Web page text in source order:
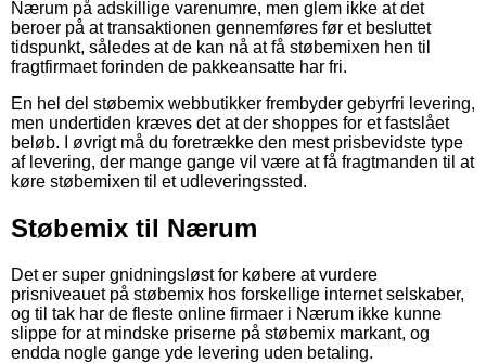
Nærum på adskillige varenumre, men glem ikke at det
beroer på at transaktionen gennemføres før et besluttet
tidspunkt, således at de kan nå at få støbemixen hen til
fragtfirmaet forinden de pakkeansatte har fri.
En hel del støbemix webbutikker frembyder gebyrfri levering,
men undertiden kræves det at der shoppes for et fastslået
beløb. I øvrigt må du foretrække den mest prisbevidste type
af levering, der mange gange vil være at få fragtmanden til at
køre støbemixen til et udleveringssted.
Støbemix til Nærum
Det er super gnidningsløst for købere at vurdere
prisniveauet på støbemix hos forskellige internet selskaber,
og til tak har de fleste online firmaer i Nærum ikke kunne
slippe for at mindske priserne på støbemix markant, og
endda nogle gange yde levering uden betaling.